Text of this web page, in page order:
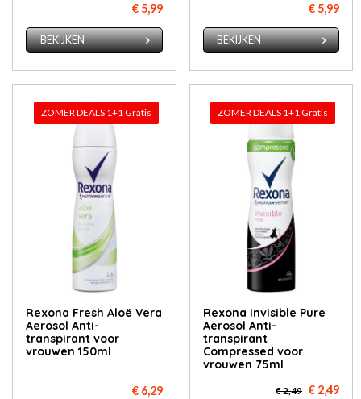
€ 5,99
BEKIJKEN
€ 5,99
BEKIJKEN
ZOMER DEALS 1+1 Gratis
Rexona Fresh Aloë Vera
Aerosol Anti-
transpirant voor
vrouwen 150ml
€ 6,29
ZOMER DEALS 1+1 Gratis
Rexona Invisible Pure
Aerosol Anti-
transpirant
Compressed voor
vrouwen 75ml
€ 2,49 € 2,49